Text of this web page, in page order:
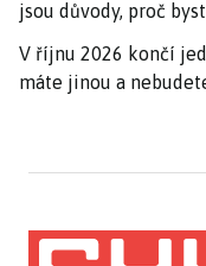
jsou důvody, proč
V říjnu 2026 končí
máte jinou a